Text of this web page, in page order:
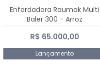
Enfardadora Raumak Multi
Baler 300 - Arroz
R$ 65.000,00
Lançamento